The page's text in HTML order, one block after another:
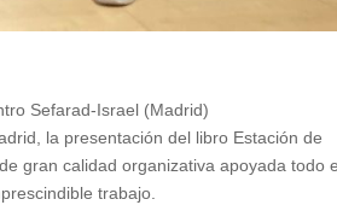
Sefarad-Israel (Madrid)
la presentación del libro Estación de
gran calidad organizativa apoyada todo
trabajo.